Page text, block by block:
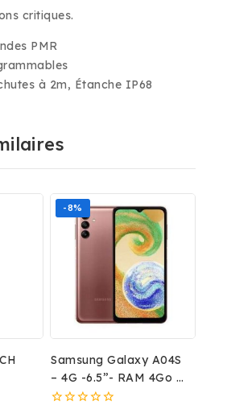
critiques.
PMR
à 2m, Étanche IP68
-8%
Samsung Galaxy A04S
– 4G -6.5’’- RAM 4Go –
ROM 64Go -Camera